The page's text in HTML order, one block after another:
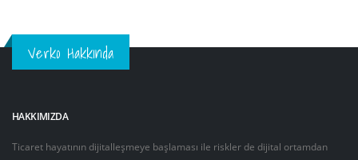
Verko Hakkında
HAKKIMIZDA
Ticaret hayatının dijitalleşmeye başlaması ile riskler de dijital ortamdan